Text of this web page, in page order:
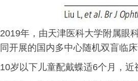
2019年，由天津医科大学附属眼
同开展的国内多中心随机双盲临
10岁以下儿童配戴蝶适6个月，近